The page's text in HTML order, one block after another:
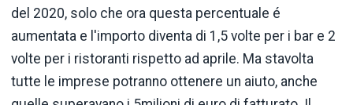
del 2020, solo che ora questa percentuale é
aumentata e l'importo diventa di 1,5 volte per i bar e 2
volte per i ristoranti rispetto ad aprile. Ma stavolta
tutte le imprese potranno ottenere un aiuto, anche